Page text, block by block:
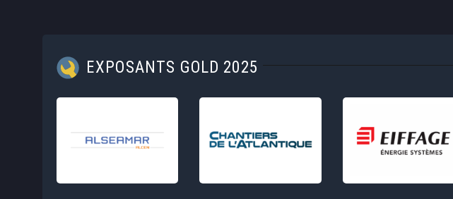
EXPOSANTS GOLD 2025